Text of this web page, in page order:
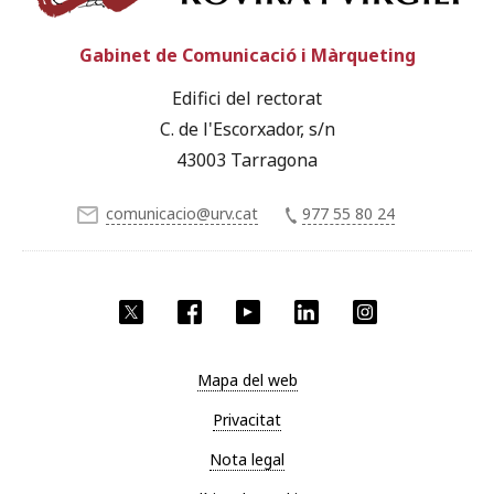
Facebook YouTube LinkedIn
Gabinet de Comunicació i Màrqueting
Edifici del rectorat
C. de l'Escorxador, s/n
43003 Tarragona
comunicacio@urv.cat 977 55 80 24
Mapa del web
Privacitat
Nota legal